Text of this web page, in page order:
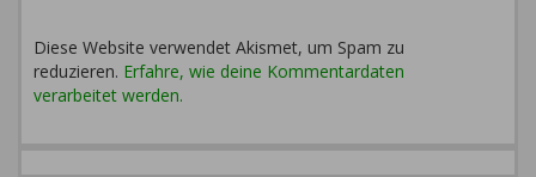
Diese Website verwendet Akismet, um Spam zu
reduzieren. Erfahre, wie deine Kommentardaten
verarbeitet werden.